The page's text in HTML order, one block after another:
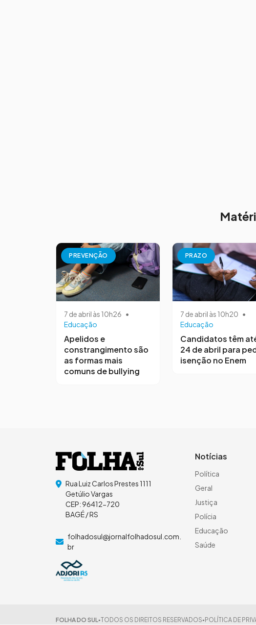
PREVENÇÃO
7 de abril às 10h26 •
Educação
Apelidos e
constrangimento são
as formas mais
comuns de bullying
PRAZO
7 de abril às 10h20 •
Educação
Candidatos têm
24 de abril para
isenção no Enem
Rua Luiz Carlos Prestes 1111
Getúlio Vargas
CEP: 96412-720
BAGÉ / RS
folhadosul@jornalfolhadosul.com.
br
Notícias
Política
Geral
Justiça
Polícia
Educação
Saúde
FOLHA DO SUL●TODOS OS DIREITOS RESERVADOS● POLÍTICA DE